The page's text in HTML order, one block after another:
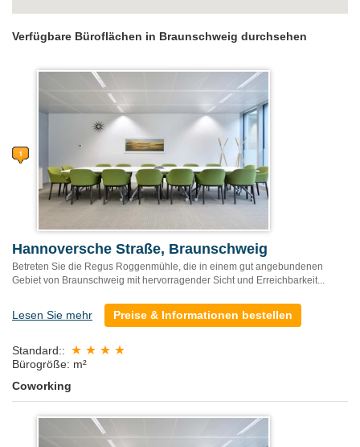
Verfügbare Büroflächen in Braunschweig durchsehen
Hannoversche Straße, Braunschweig
Betreten Sie die Regus Roggenmühle, die in einem gut angebundenen
Gebiet von Braunschweig mit hervorragender Sicht und Erreichbarkeit...
Lesen Sie mehr Preise & Informationen bestellen
Standard::
Bürogröße: m²
Coworking